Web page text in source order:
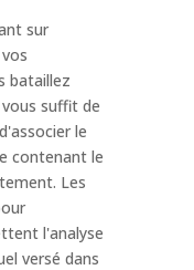
sur
bataillez
suffit de
le
contenant le
Les
l'analyse
versé dans